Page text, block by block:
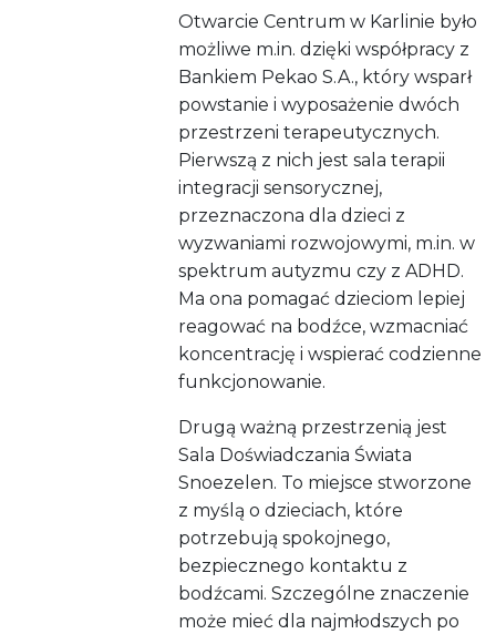
Otwarcie Centrum w Karlinie było
możliwe m.in. dzięki współpracy z
Bankiem Pekao S.A., który wsparł
powstanie i wyposażenie dwóch
przestrzeni terapeutycznych.
Pierwszą z nich jest sala terapii
integracji sensorycznej,
przeznaczona dla dzieci z
wyzwaniami rozwojowymi, m.in. w
spektrum autyzmu czy z ADHD.
Ma ona pomagać dzieciom lepiej
reagować na bodźce, wzmacniać
koncentrację i wspierać codzienne
funkcjonowanie.
Drugą ważną przestrzenią jest
Sala Doświadczania Świata
Snoezelen. To miejsce stworzone
z myślą o dzieciach, które
potrzebują spokojnego,
bezpiecznego kontaktu z
bodźcami. Szczególne znaczenie
może mieć dla najmłodszych po